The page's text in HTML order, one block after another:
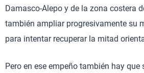
Damasco-Alepo y de la zona costera
también ampliar progresivamente su
para intentar recuperar la mitad
Pero en ese empeño también hay que